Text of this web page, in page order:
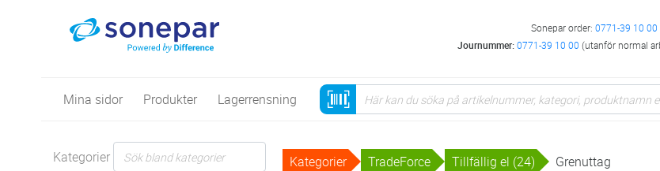
Sonepar order: 0771-39 10 00
Journummer:0771-39 10 00 (utanför normal
Mina sidor Produkter Lagerrensning
Kategorier Kategorier TradeForce Tillfällig el (24) Grenuttag